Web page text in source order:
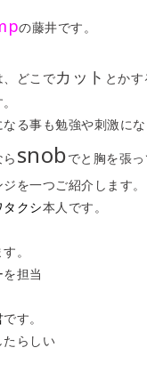
の藤井です。
、どこでカット とか
る事も勉強や刺激にな
snobでと胸を張
を一つご紹介します。
タクシ本人です。
。
担当
です。
らしい